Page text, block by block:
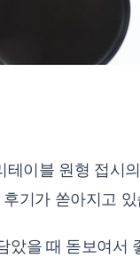
테이블 원형 접시
기가 쏟아지고
았을 때 돋보여서